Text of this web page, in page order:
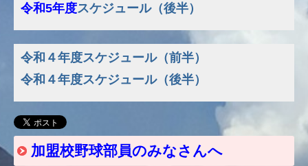
加盟校野球部員のみなさんへ
令和5年度スケジュール（後半）
令和４年度スケジュール（前半）
令和４年度スケジュール（後半）